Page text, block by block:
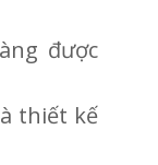
được
thiết kế